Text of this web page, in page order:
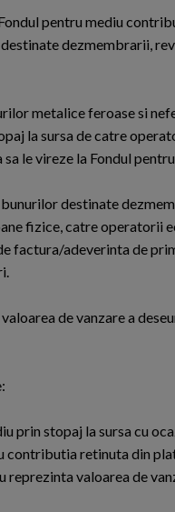
pentru mediu
dezmembrarii,
metalice feroase si
la sursa de catre
le vireze la Fondul
destinate
fizice, catre operatorii
factura/adeverinta de
de vanzare a
prin stopaj la sursa cu
contributia retinuta din
valoarea de